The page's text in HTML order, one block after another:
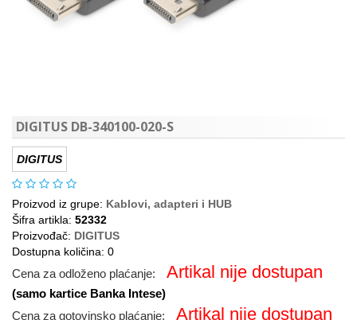
DIGITUS DB-340100-020-S
DIGITUS
Proizvod iz grupe: Kablovi, adapteri i HUB
Šifra artikla: 52332
Proizvođač: DIGITUS
Dostupna količina: 0
Cena za odloženo plaćanje: Artikal nije dostupan
(samo kartice Banka Intese)
Cena za gotovinsko plaćanje:
Artikal nije dostupan